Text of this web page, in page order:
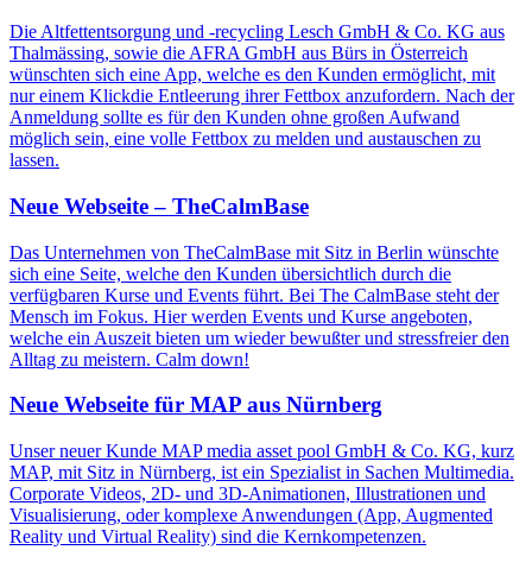
Die Altfettentsorgung und -recycling Lesch GmbH & Co. KG aus
Thalmässing, sowie die AFRA GmbH aus Bürs in Österreich
wünschten sich eine App, welche es den Kunden ermöglicht, mit
nur einem Klickdie Entleerung ihrer Fettbox anzufordern. Nach der
Anmeldung sollte es für den Kunden ohne großen Aufwand
möglich sein, eine volle Fettbox zu melden und austauschen zu
lassen.
Neue Webseite – TheCalmBase
Das Unternehmen von TheCalmBase mit Sitz in Berlin wünschte
sich eine Seite, welche den Kunden übersichtlich durch die
verfügbaren Kurse und Events führt. Bei The CalmBase steht der
Mensch im Fokus. Hier werden Events und Kurse angeboten,
welche ein Auszeit bieten um wieder bewußter und stressfreier den
Alltag zu meistern. Calm down!
Neue Webseite für MAP aus Nürnberg
Unser neuer Kunde MAP media asset pool GmbH & Co. KG, kurz
MAP, mit Sitz in Nürnberg, ist ein Spezialist in Sachen Multimedia.
Corporate Videos, 2D- und 3D-Animationen, Illustrationen und
Visualisierung, oder komplexe Anwendungen (App, Augmented
Reality und Virtual Reality) sind die Kernkompetenzen.